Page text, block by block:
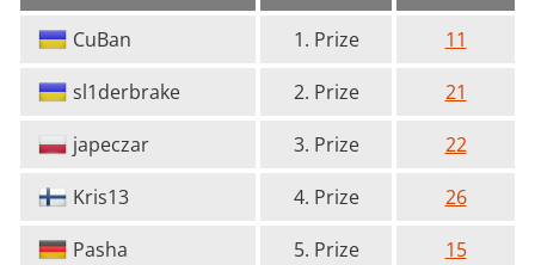
CuBan 1. Prize
11
sl1derbrake
2. Prize
21
japeczar
3. Prize
22
Kris13
4. Prize
26
Pasha
5. Prize
15